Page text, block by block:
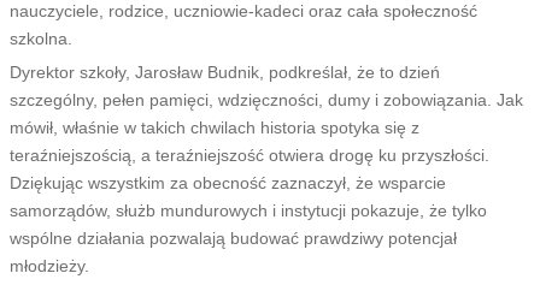
nauczyciele, rodzice, uczniowie-kadeci oraz cała społeczność
szkolna.
Dyrektor szkoły, Jarosław Budnik, podkreślał, że to dzień
szczególny, pełen pamięci, wdzięczności, dumy i zobowiązania. Jak
mówił, właśnie w takich chwilach historia spotyka się z
teraźniejszością, a teraźniejszość otwiera drogę ku przyszłości.
Dziękując wszystkim za obecność zaznaczył, że wsparcie
samorządów, służb mundurowych i instytucji pokazuje, że tylko
wspólne działania pozwalają budować prawdziwy potencjał
młodzieży.